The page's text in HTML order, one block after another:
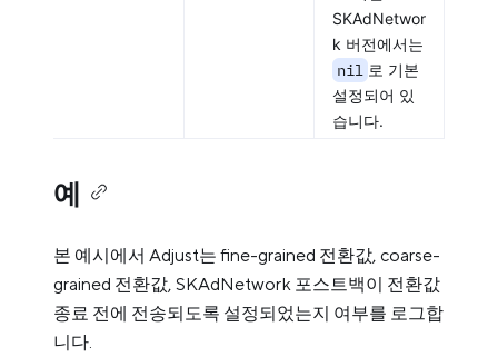
SKAdNetwor
k 버전에서는
nil 로 기본
설정되어 있
습니다.
예
본 예시에서 Adjust는 fine-grained 전환값, coarse-
grained 전환값, SKAdNetwork 포스트백이 전환값
종료 전에 전송되도록 설정되었는지 여부를 로그합
니다.